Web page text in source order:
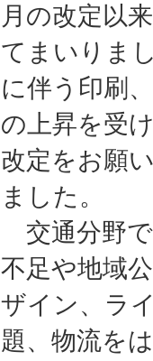
月の改定以
てまいりま
に伴う印刷
の上昇を受
改定をお願
ました。
交通分野
不足や地域
ザイン、ラ
題、物流を